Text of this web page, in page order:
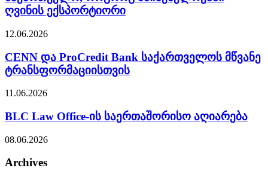
ღვინის ექსპორტიორი
12.06.2026
CENN და ProCredit Bank საქართველოს მწვანე
ტრანსფორმაციისთვის
11.06.2026
BLC Law Office-ის საერთაშორისო აღიარება
08.06.2026
Archives